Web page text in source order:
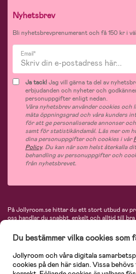
Nyhetsbrev
Bli nyhetsbrevprenumerant och få 150 kr i
Email*
Ja tack!Jag vill gärna ta del av
erbjudanden och nyheter och
personuppgifter enligt nedan.
Våra nyhetsbrev använder cookies
mäta öppningsgrad och våra kunders
för att ge personaliserade annonser
samt för statistikändamål. Läs mer om
dina personuppgifter och cookies i vår
Policy. Du kan när som helst återkalla
behandling av personuppgifter och
från nyhetsbrevet.
På Jollyroom.se hittar du ett stort utbud av
oss handlar du snabbt, enkelt och alltid till
hos oss. I vårt sortiment hittar du
baby, produkter för mamman, massor av
babyprodukter och mycket mer. Vi erbjuder
varumärken så som Britax, Maxi-Cosi, Baby
KidKraft, Ergobaby, Philips Avent, Neonate,
Du bestämmer vilka cookies som
Jollyroom och våra digitala
cookies på den här sidan. Vissa